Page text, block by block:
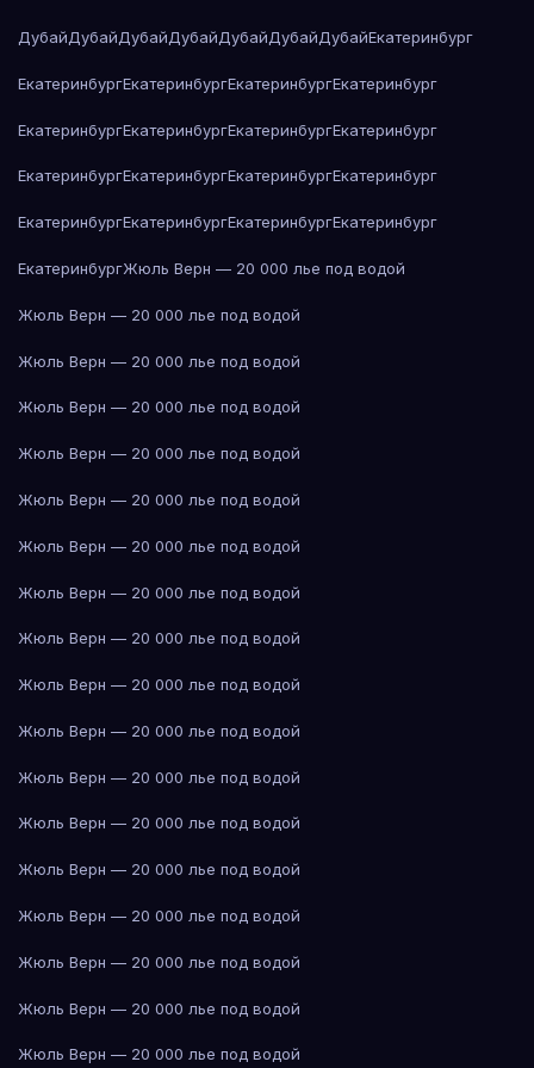
ДубайДубайДубайДубайДубайДубайДубайЕкатеринбург
ЕкатеринбургЕкатеринбургЕкатеринбургЕкатеринбург
ЕкатеринбургЕкатеринбургЕкатеринбургЕкатеринбург
ЕкатеринбургЕкатеринбургЕкатеринбургЕкатеринбург
ЕкатеринбургЕкатеринбургЕкатеринбургЕкатеринбург
ЕкатеринбургЖюль Верн — 20 000 лье под водой
Жюль Верн — 20 000 лье под водой
Жюль Верн — 20 000 лье под водой
Жюль Верн — 20 000 лье под водой
Жюль Верн — 20 000 лье под водой
Жюль Верн — 20 000 лье под водой
Жюль Верн — 20 000 лье под водой
Жюль Верн — 20 000 лье под водой
Жюль Верн — 20 000 лье под водой
Жюль Верн — 20 000 лье под водой
Жюль Верн — 20 000 лье под водой
Жюль Верн — 20 000 лье под водой
Жюль Верн — 20 000 лье под водой
Жюль Верн — 20 000 лье под водой
Жюль Верн — 20 000 лье под водой
Жюль Верн — 20 000 лье под водой
Жюль Верн — 20 000 лье под водой
Жюль Верн — 20 000 лье под водой